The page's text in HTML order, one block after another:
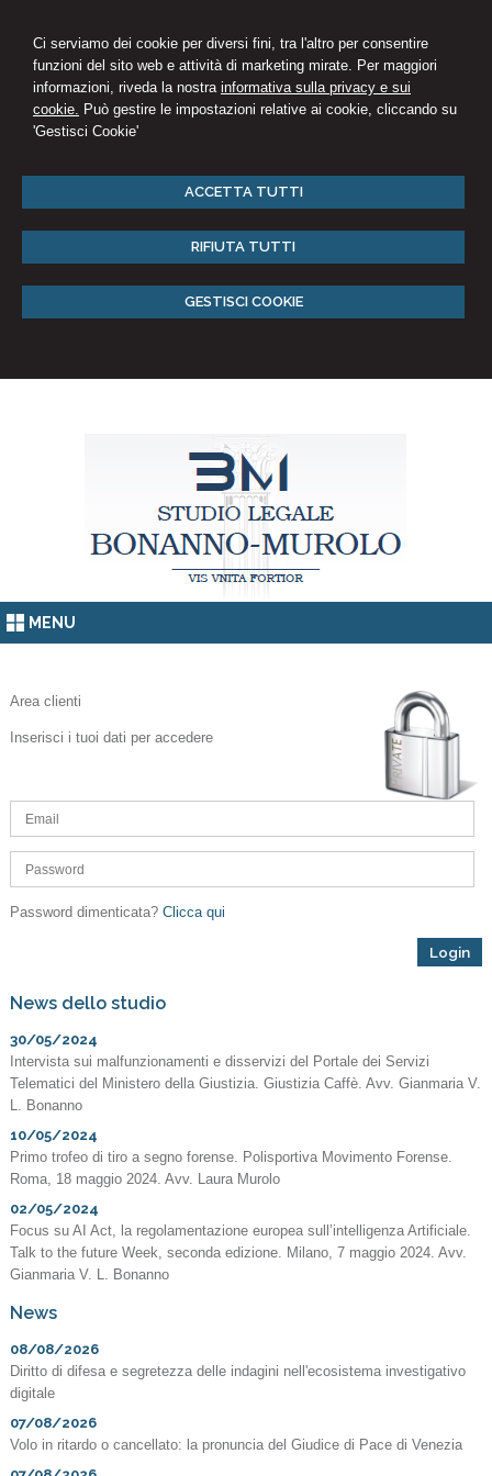
Ci serviamo dei cookie per diversi fini, tra l'altro per consentire
funzioni del sito web e attività di marketing mirate. Per maggiori
informazioni, riveda la nostra informativa sulla privacy e sui
cookie. Può gestire le impostazioni relative ai cookie, cliccando su
'Gestisci Cookie'
ACCETTA TUTTI
RIFIUTA TUTTI
GESTISCI COOKIE
MENU
Area clienti
Inserisci i tuoi dati per accedere
Password dimenticata? Clicca qui
News dello studio
30/05/2024
Intervista sui malfunzionamenti e disservizi del Portale dei Servizi
Telematici del Ministero della Giustizia. Giustizia Caffè. Avv. Gianmaria V.
L. Bonanno
10/05/2024
Primo trofeo di tiro a segno forense. Polisportiva Movimento Forense.
Roma, 18 maggio 2024. Avv. Laura Murolo
02/05/2024
Focus su AI Act, la regolamentazione europea sull’intelligenza Artificiale.
Talk to the future Week, seconda edizione. Milano, 7 maggio 2024. Avv.
Gianmaria V. L. Bonanno
News
08/08/2026
Diritto di difesa e segretezza delle indagini nell'ecosistema investigativo
digitale
07/08/2026
Volo in ritardo o cancellato: la pronuncia del Giudice di Pace di Venezia